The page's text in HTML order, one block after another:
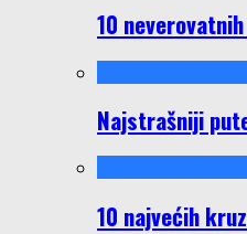
10
Najstrašniji
10 najvećih